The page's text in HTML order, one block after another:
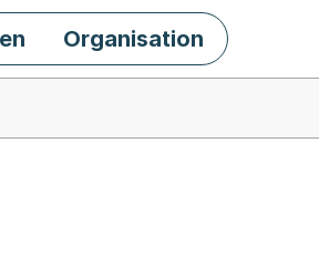
Organisation